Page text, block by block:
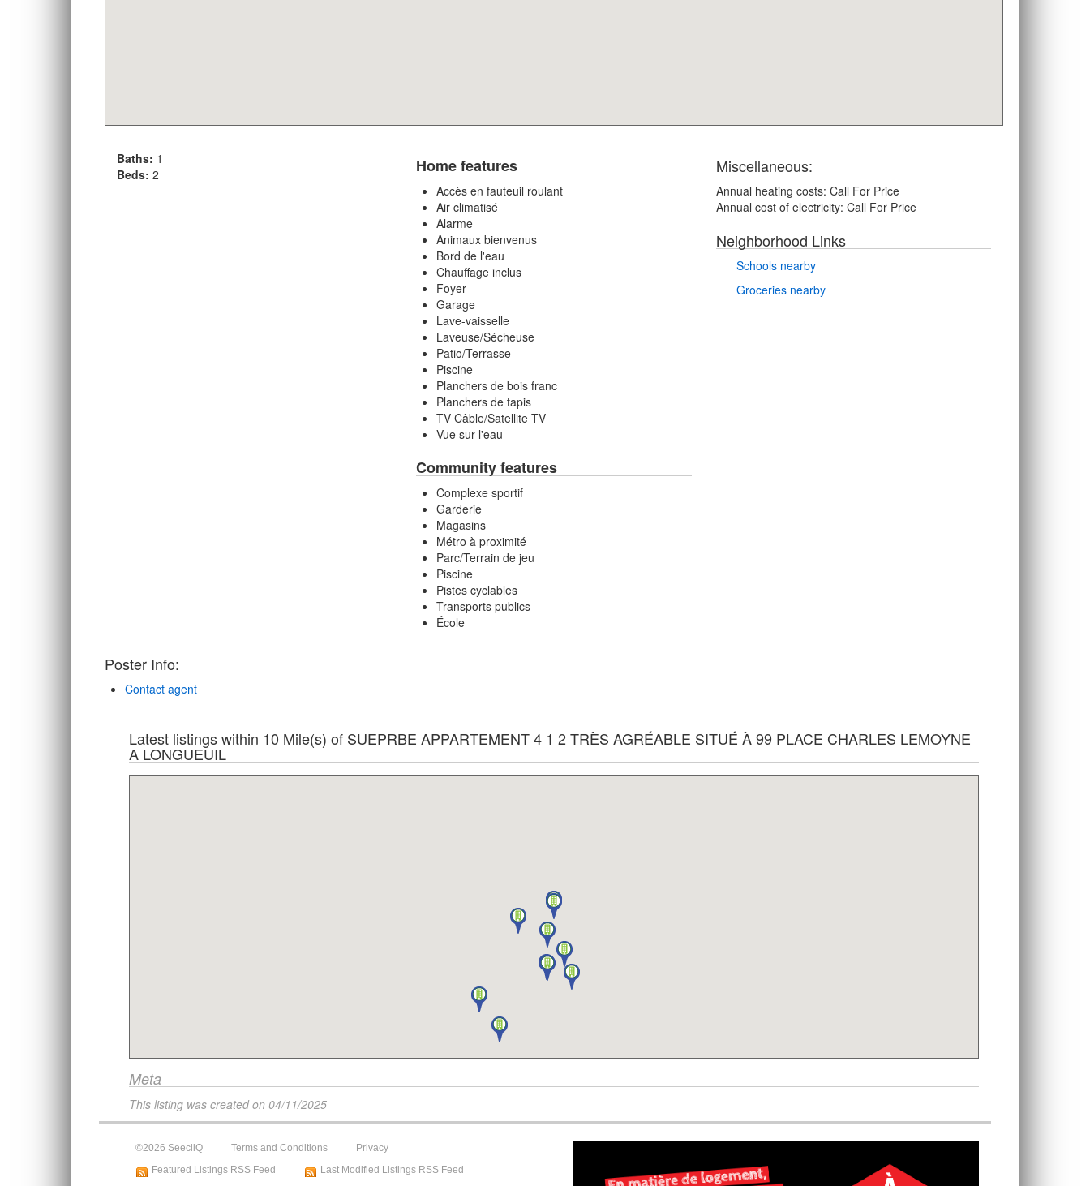
Baths: 1
Beds: 2 Home features
Accès en fauteuil roulant
Air climatisé
Alarme
Animaux bienvenus
Bord de l'eau
Chauffage inclus
Foyer
Garage
Lave-vaisselle
Laveuse/Sécheuse
Patio/Terrasse
Piscine
Planchers de bois franc
Planchers de tapis
TV Câble/Satellite TV
Vue sur l'eau
Community features
Complexe sportif
Garderie
Magasins
Métro à proximité
Parc/Terrain de jeu
Piscine
Pistes cyclables
Transports publics
École
Miscellaneous:
Annual heating costs: Call For Price
Annual cost of electricity: Call For Price
Neighborhood Links
Schools nearby
Groceries nearby
Poster Info:
Contact agent
Latest listings within 10 Mile(s) of SUEPRBE APPARTEMENT 4 1 2 TRÈS AGRÉABLE SITUÉ À 99 PLACE CHARLES LEMOYNE
A LONGUEUIL
Meta
This listing was created on 04/11/2025
©2026 SeecliQ Terms and Conditions
Privacy
Featured Listings RSS Feed
Last Modified Listings RSS Feed